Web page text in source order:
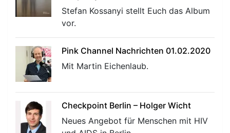
Stefan Kossanyi stellt Euch das Album
vor.
Pink Channel Nachrichten 01.02.2020
Mit Martin Eichenlaub.
Checkpoint Berlin – Holger Wicht
Neues Angebot für Menschen mit HIV